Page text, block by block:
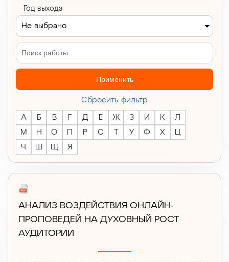
Год выхода
Не выбрано
Применить
Cбросить фильтр
А Б В Д Е Ж З И К
Л
М
Н О Р С У Ф Х
Ц
Ч
Ш Щ Я
АНАЛИЗ ВОЗДЕЙСТВИЯ ОНЛАЙН-
ПРОПОВЕДЕЙ НА ДУХОВНЫЙ РОСТ
АУДИТОРИИ